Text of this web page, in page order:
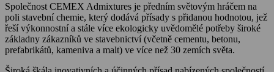
Společnost CEMEX Admixtures je předním světovým hráčem na
poli stavební chemie, který dodává přísady s přidanou hodnotou, jež
řeší výkonnostní a stále více ekologicky uvědomělé potřeby široké
základny zákazníků ve stavebnictví (včetně cementu, betonu,
prefabrikátů, kameniva a malt) ve více než 30 zemích světa.